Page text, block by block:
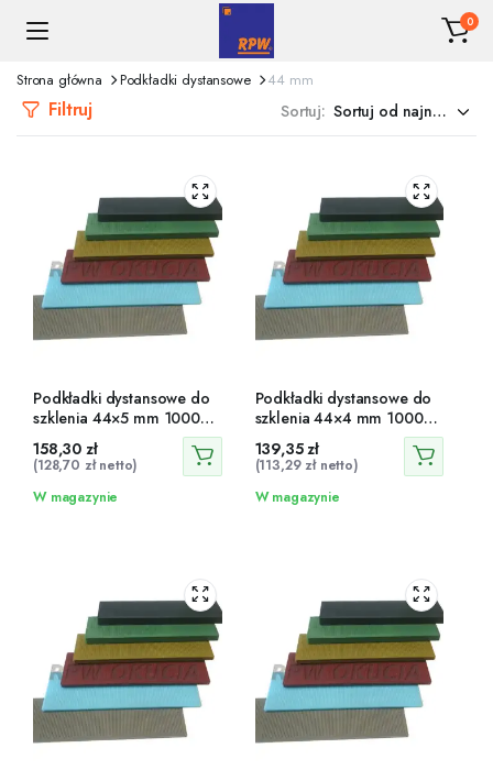
0
Strona główna Podkładki dystansowe 44 mm
Filtruj Sortuj:
Podkładki dystansowe do
szklenia 44×5 mm 1000
szt.
158,30 zł
(128,70 złnetto)
W magazynie
Podkładki dystansowe do
szklenia 44×4 mm 1000
szt.
139,35zł
(113,29 złnetto)
W magazynie